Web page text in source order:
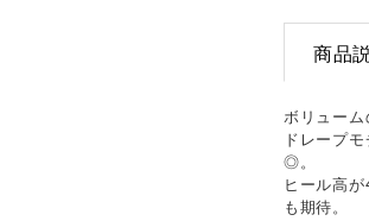
商品
ボリューム
ドレープ
◎。
ヒール高
も期待。